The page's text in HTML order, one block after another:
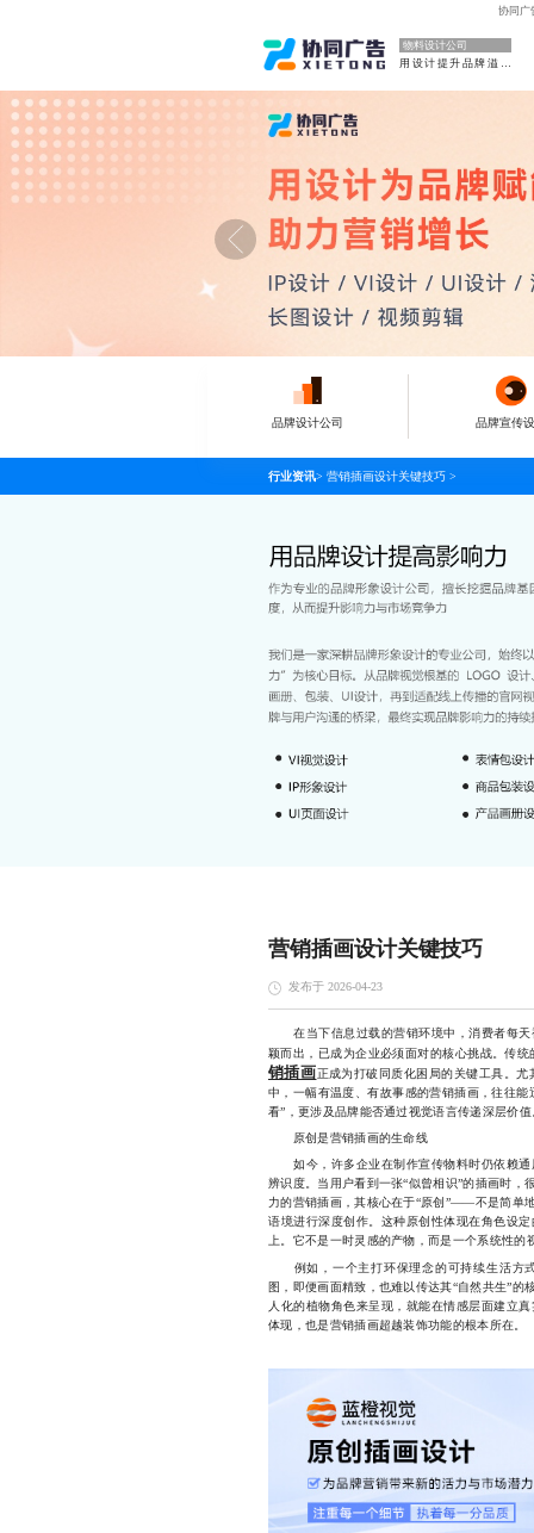
协同广
物料设计公司
用设计提升品牌溢价
品牌设计公司 品牌宣传
行业资讯> 营销插画设计关键技巧 >
营销插画设计关键技巧
发布于 2026-04-23
在当下信息过载的营销环境中，消费者每天
颖而出，已成为企业必须面对的核心挑战。传
销插画正成为打破同质化困局的关键工具。
中，一幅有温度、有故事感的营销插画，往往
看”，更涉及品牌能否通过视觉语言传递深层价值
原创是营销插画的生命线
如今，许多企业在制作宣传物料时仍依赖通
辨识度。当用户看到一张“似曾相识”的插画时
力的营销插画，其核心在于“原创”——不是简单
语境进行深度创作。这种原创性体现在角色设
上。它不是一时灵感的产物，而是一个系统性的
例如，一个主打环保理念的可持续生活方
图，即便画面精致，也难以传达其“自然共生”
人化的植物角色来呈现，就能在情感层面建立
体现，也是营销插画超越装饰功能的根本所在。